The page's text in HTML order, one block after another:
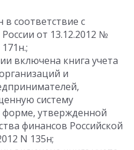
соответствие с
от 13.12.2012 №
включена книга учета
и
систему
утвержденной
финансов Российской
N 135н;